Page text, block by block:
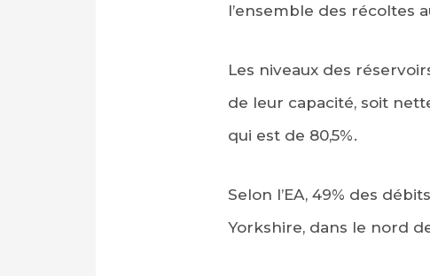
l’ensemble des récoltes
Les niveaux des
de leur capacité, soit
qui est de 80,5%.
Selon l’EA, 49% des
Yorkshire, dans le nord